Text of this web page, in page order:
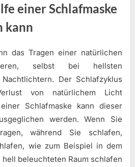
einer Schlafmaske
kann
das Tragen einer natürlichen
selbst bei hellsten
Der Schlafzyklus
von natürlichem Licht
Schlafmaske kann dieser
werden. Wenn Sie
während Sie schlafen,
wie zum Beispiel in dem
hell beleuchteten Raum schlafen